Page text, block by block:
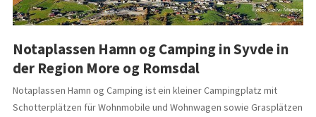
Notaplassen Hamn og Camping in Syvde in
der Region More og Romsdal
Notaplassen Hamn og Camping ist ein kleiner Campingplatz mit
Schotterplätzen für Wohnmobile und Wohnwagen sowie Grasplätzen